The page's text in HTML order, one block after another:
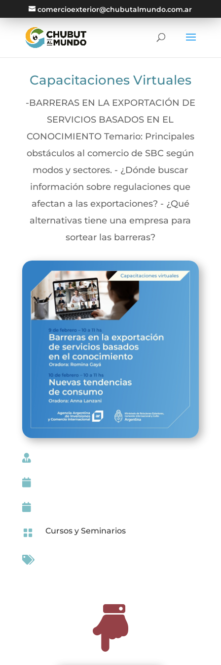
comercioexterior@chubutalmundo.com.ar
Capacitaciones Virtuales
-BARRERAS EN LA EXPORTACIÓN DE
SERVICIOS BASADOS EN EL
CONOCIMIENTO Temario: Principales
obstáculos al comercio de SBC según
modos y sectores. - ¿Dónde buscar
información sobre regulaciones que
afectan a las exportaciones? - ¿Qué
alternativas tiene una empresa para
sortear las barreras?



 Cursos y Seminarios

